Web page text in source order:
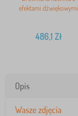
efektami dźwiękowymi
486,1 Zł
Opis
Wasze zdjęcia